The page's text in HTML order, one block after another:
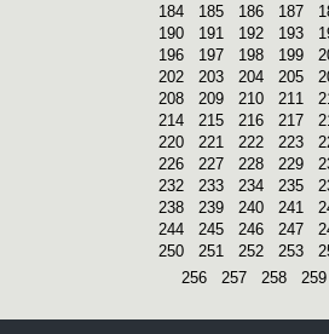
184
185 186 187
190
191 192 193
196
197 198 199
202
203 204 205
208
209 210 211
214
215 216 217
220
221 222 223
226
227 228 229
232
233 234 235
238
239 240 241
244
245 246 247
250
251 252 253
256
257 258 259